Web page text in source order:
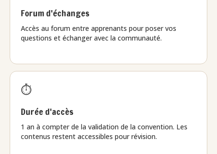
Forum d'échanges
Accès au forum entre apprenants pour poser vos
questions et échanger avec la communauté.
⏱️
Durée d'accès
1 an à compter de la validation de la convention. Les
contenus restent accessibles pour révision.